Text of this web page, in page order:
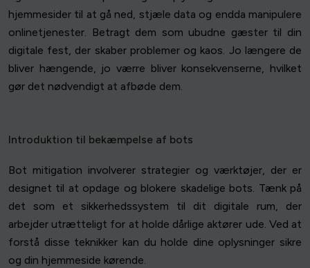
hjemmesider til at gå ned, stjæle data og endda manipulere
onlinetjenester. Betragt dem som ubudne gæster til din
digitale fest, der skaber problemer og kaos. Jo længere de
bliver hængende, jo værre bliver konsekvenserne, hvilket
gør det nødvendigt at afbøde dem.
Introduktion til bekæmpelse af bots
Bot mitigation involverer strategier og værktøjer, der er
designet til at opdage og blokere skadelige bots. Tænk på
det som et sikkerhedssystem til dit digitale rum, der
arbejder utrætteligt for at holde dårlige aktører ude. Ved at
forstå disse teknikker kan du holde dine oplysninger sikre
og din hjemmeside kørende.